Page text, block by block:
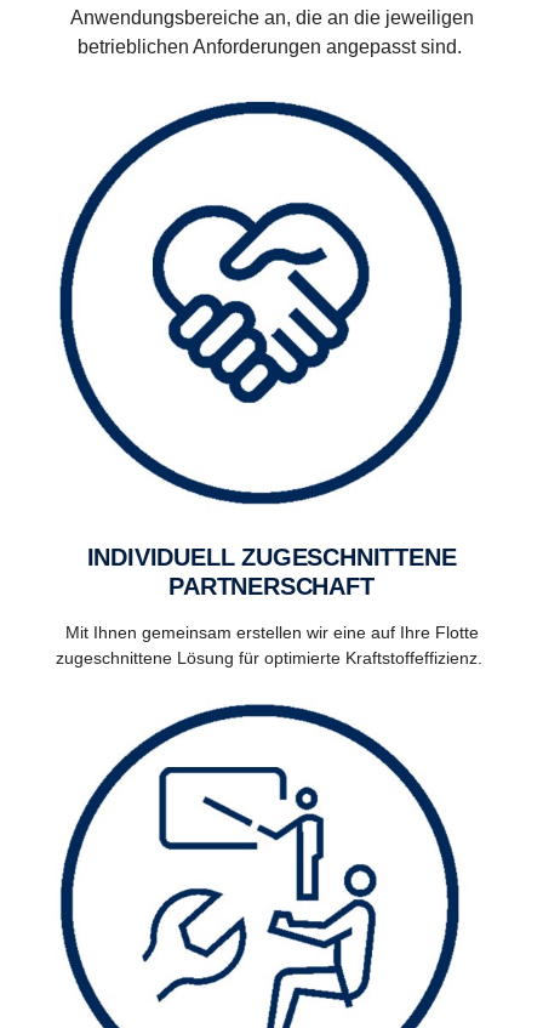
Anwendungsbereiche an, die an die jeweiligen
betrieblichen Anforderungen angepasst sind.
INDIVIDUELL ZUGESCHNITTENE
PARTNERSCHAFT
Mit Ihnen gemeinsam erstellen wir eine auf Ihre Flotte
zugeschnittene Lösung für optimierte Kraftstoffeffizienz.